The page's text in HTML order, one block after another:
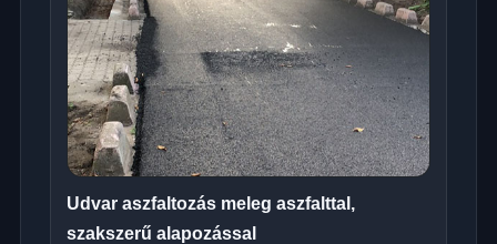
Udvar aszfaltozás meleg aszfalttal,
szakszerű alapozással